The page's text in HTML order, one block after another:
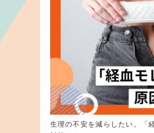
生理の不安を減らしたい。「